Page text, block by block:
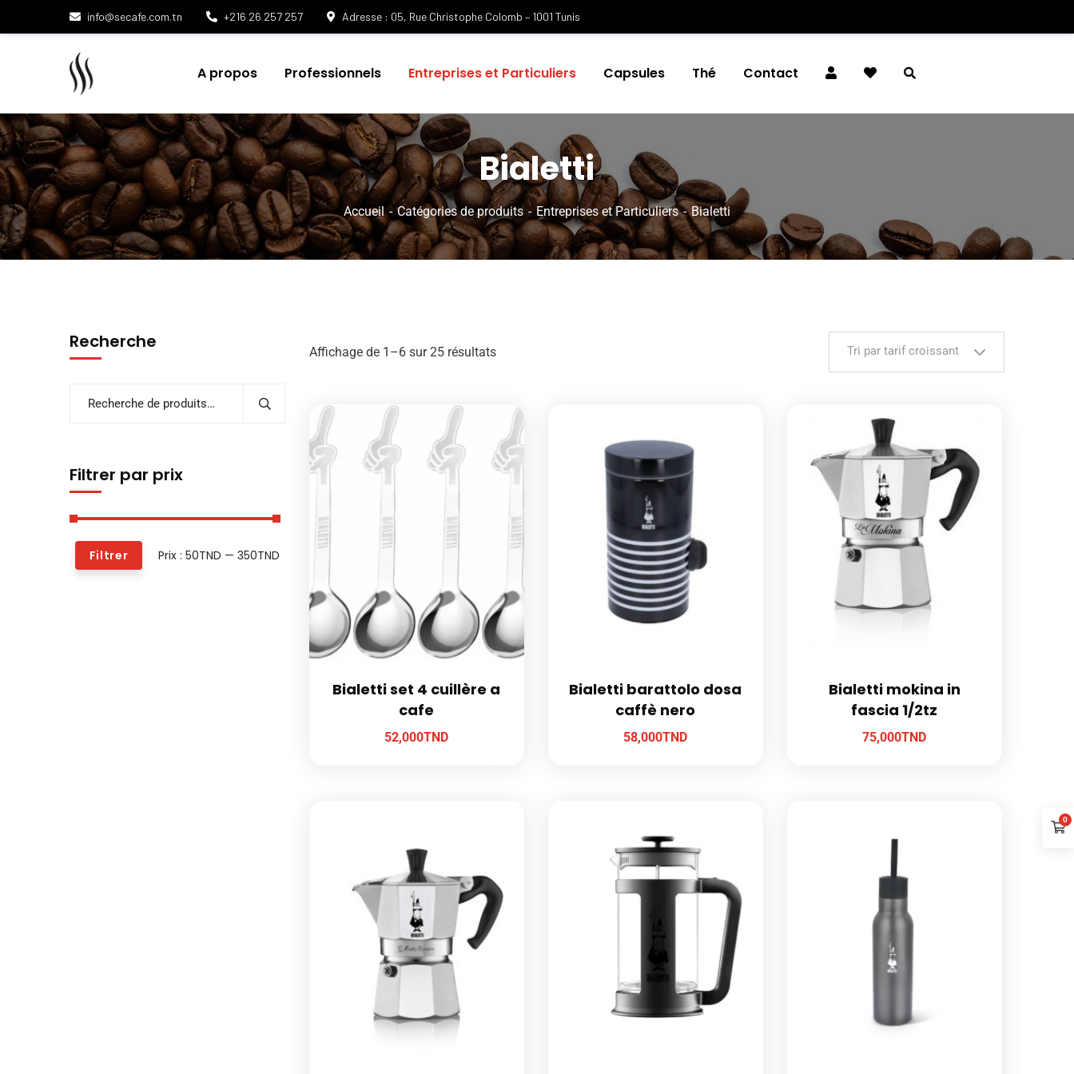
info@secafe.com.tn +216 26 257 257 Adresse : 05, Rue Christophe Colomb – 1001 Tunis
A propos Professionnels Entreprises et Particuliers Capsules Thé Contact
Bialetti
Accueil Catégories de produits Entreprises et Particuliers Bialetti
Affichage de 1–6 sur 25 résultats Tri par tarif croissant
Bialetti set 4 cuillère a
cafe
52,000TND
Bialetti barattolo dosa
caffè nero
58,000TND
Bialetti mokina in
fascia 1/2tz
75,000TND
Recherche
Filtrer par prix
Filtrer Prix :50TND —350TND
0